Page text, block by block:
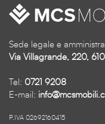
Sede legale e
Via Villagrande, 220,
Tel: 0721 9208
E-mail:
P.IVA 02692160415